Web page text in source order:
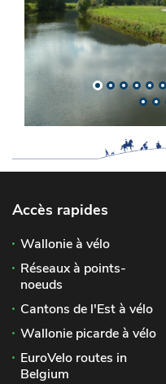
Accès rapides
Wallonie à vélo
Réseaux à points-
noeuds
Cantons de l'Est à vélo
Wallonie picarde à vélo
EuroVelo routes in
Belgium